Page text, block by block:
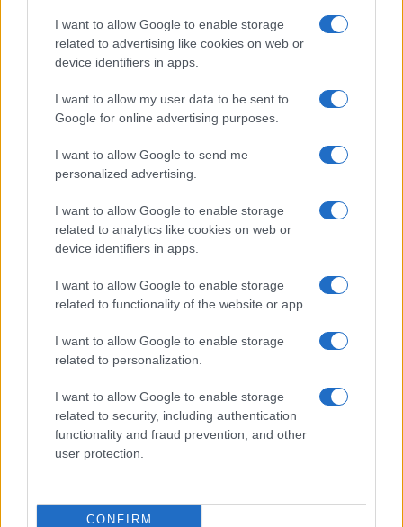
I want to allow Google to enable storage
related to advertising like cookies on web or
device identifiers in apps.
I want to allow my user data to be sent to
Google for online advertising purposes.
I want to allow Google to send me
personalized advertising.
I want to allow Google to enable storage
related to analytics like cookies on web or
device identifiers in apps.
I want to allow Google to enable storage
related to functionality of the website or app.
I want to allow Google to enable storage
related to personalization.
I want to allow Google to enable storage
related to security, including authentication
functionality and fraud prevention, and other
user protection.
CONFIRM
Bonus energia plus e Conto mobilità: scopri come
accedere agli aiuti per le famiglie
Linda Pellegrini · 9 Ago 2026
FOCUS PMI
Giuria di esperti per startupper: chi sono i valutatori
Martina Marchesi · 9 Ago 2026
FOCUS PMI